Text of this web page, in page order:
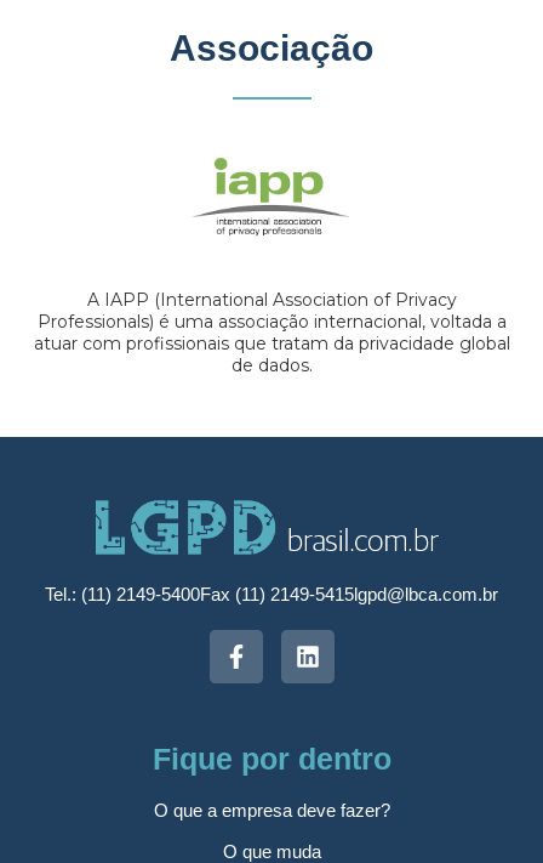
Associação
A IAPP (International Association of Privacy
Professionals) é uma associação internacional, voltada a
atuar com profissionais que tratam da privacidade global
de dados.
Tel.: (11) 2149-5400Fax (11) 2149-5415lgpd@lbca.com.br
Fique por dentro
O que a empresa deve fazer?
O que muda